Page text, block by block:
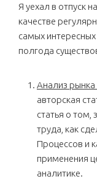
Я уехал в отпуск
качестве
самых
полгода
Анализ рынка
авторская
статья о том,
труда, как
Процессов и
применения
аналитике.